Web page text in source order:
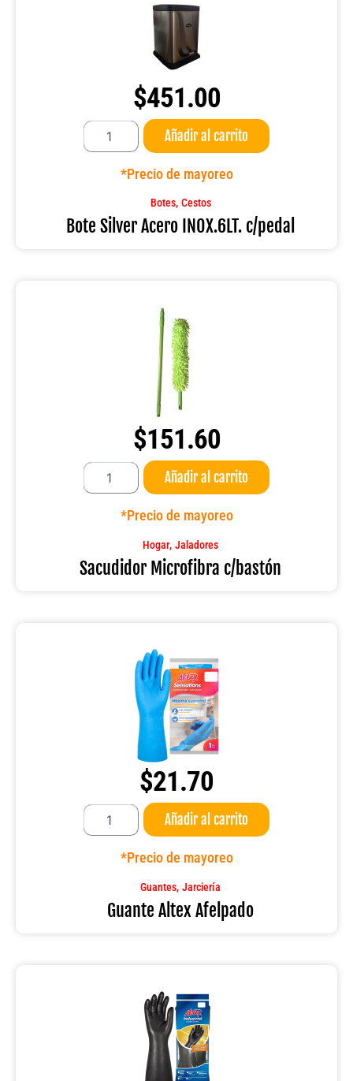
$451.00
Bote
Acero
INOX.6LT.
Añadir al carrito
*Precio de mayoreo
Botes, Cestos
Bote Silver Acero INOX.6LT. c/pedal
$151.60
Sacudidor
Microfibra
c/bastón
Añadir al carrito
*Precio de mayoreo
Hogar, Jaladores
Sacudidor Microfibra c/bastón
$21.70
Guante
Afelpado
Añadir al carrito
*Precio de mayoreo
Guantes, Jarciería
Guante Altex Afelpado